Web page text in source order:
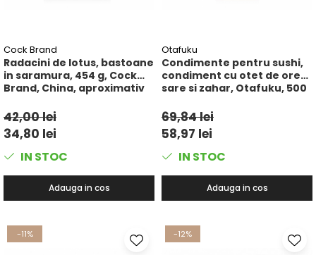
Cock Brand
Radacini de lotus, bastoane
in saramura, 454 g, Cock
Brand, China, aproximativ
42,00 lei
34,80 lei
IN STOC
Adauga in cos
Otafuku
Condimente pentru sushi,
condiment cu otet de orez,
sare si zahar, Otafuku, 500
69,84 lei
58,97 lei
IN STOC
Adauga in cos
-11% -12%